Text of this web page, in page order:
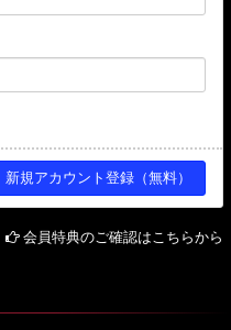
会員特典のご確認はこちらから